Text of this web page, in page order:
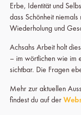
Erbe, Identität und
dass Schönheit
Wiederholung und
Achsahs Arbeit holt
– im wörtlichen wie im
sichtbar. Die Fragen
Mehr zur aktuellen
findest du auf der